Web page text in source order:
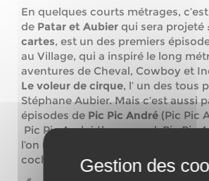
En quelques courts métrages,
de Patar et Aubier qui sera projeté :
cartes, est un des premiers
au Village, qui a inspiré le long
aventures de Cheval, Cowboy et
Le voleur de cirque, l’ un des tous
Stéphane Aubier. Mais c’est aussi
épisodes de Pic Pic André (Pic Pic
Pic Pic André the second, Pic Pic
l’on (re)découvrira les histoires de
cochon magique et André, un